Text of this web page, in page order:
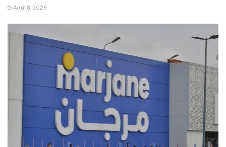
Août 8, 2026